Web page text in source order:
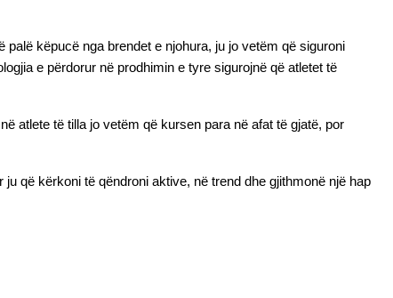
këpucë nga brendet e njohura, ju jo vetëm që siguroni
e përdorur në prodhimin e tyre sigurojnë që atletet të
atlete të tilla jo vetëm që kursen para në afat të gjatë, por
që kërkoni të qëndroni aktive, në trend dhe gjithmonë një hap